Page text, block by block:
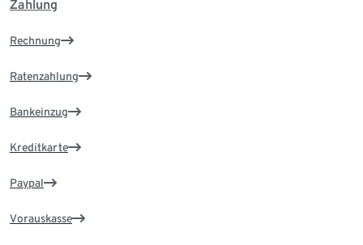
Zahlung
Rechnung
Ratenzahlung
Bankeinzug
Kreditkarte
Paypal
Vorauskasse